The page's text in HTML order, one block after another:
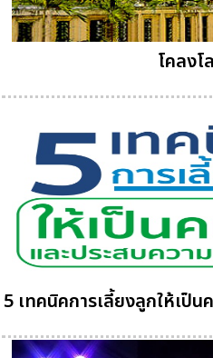
โคลง
5 เทคนิคการเลี้ยงลูกให้เป็น